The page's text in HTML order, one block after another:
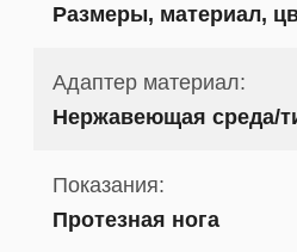
Размеры, материал,
Адаптер материал:
Нержавеющая среда/
Показания:
Протезная нога